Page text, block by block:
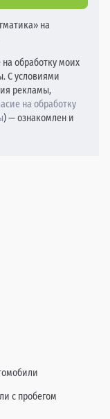
на
обработку моих
С условиями
рекламы,
на обработку
) — ознакомлен и
с пробегом